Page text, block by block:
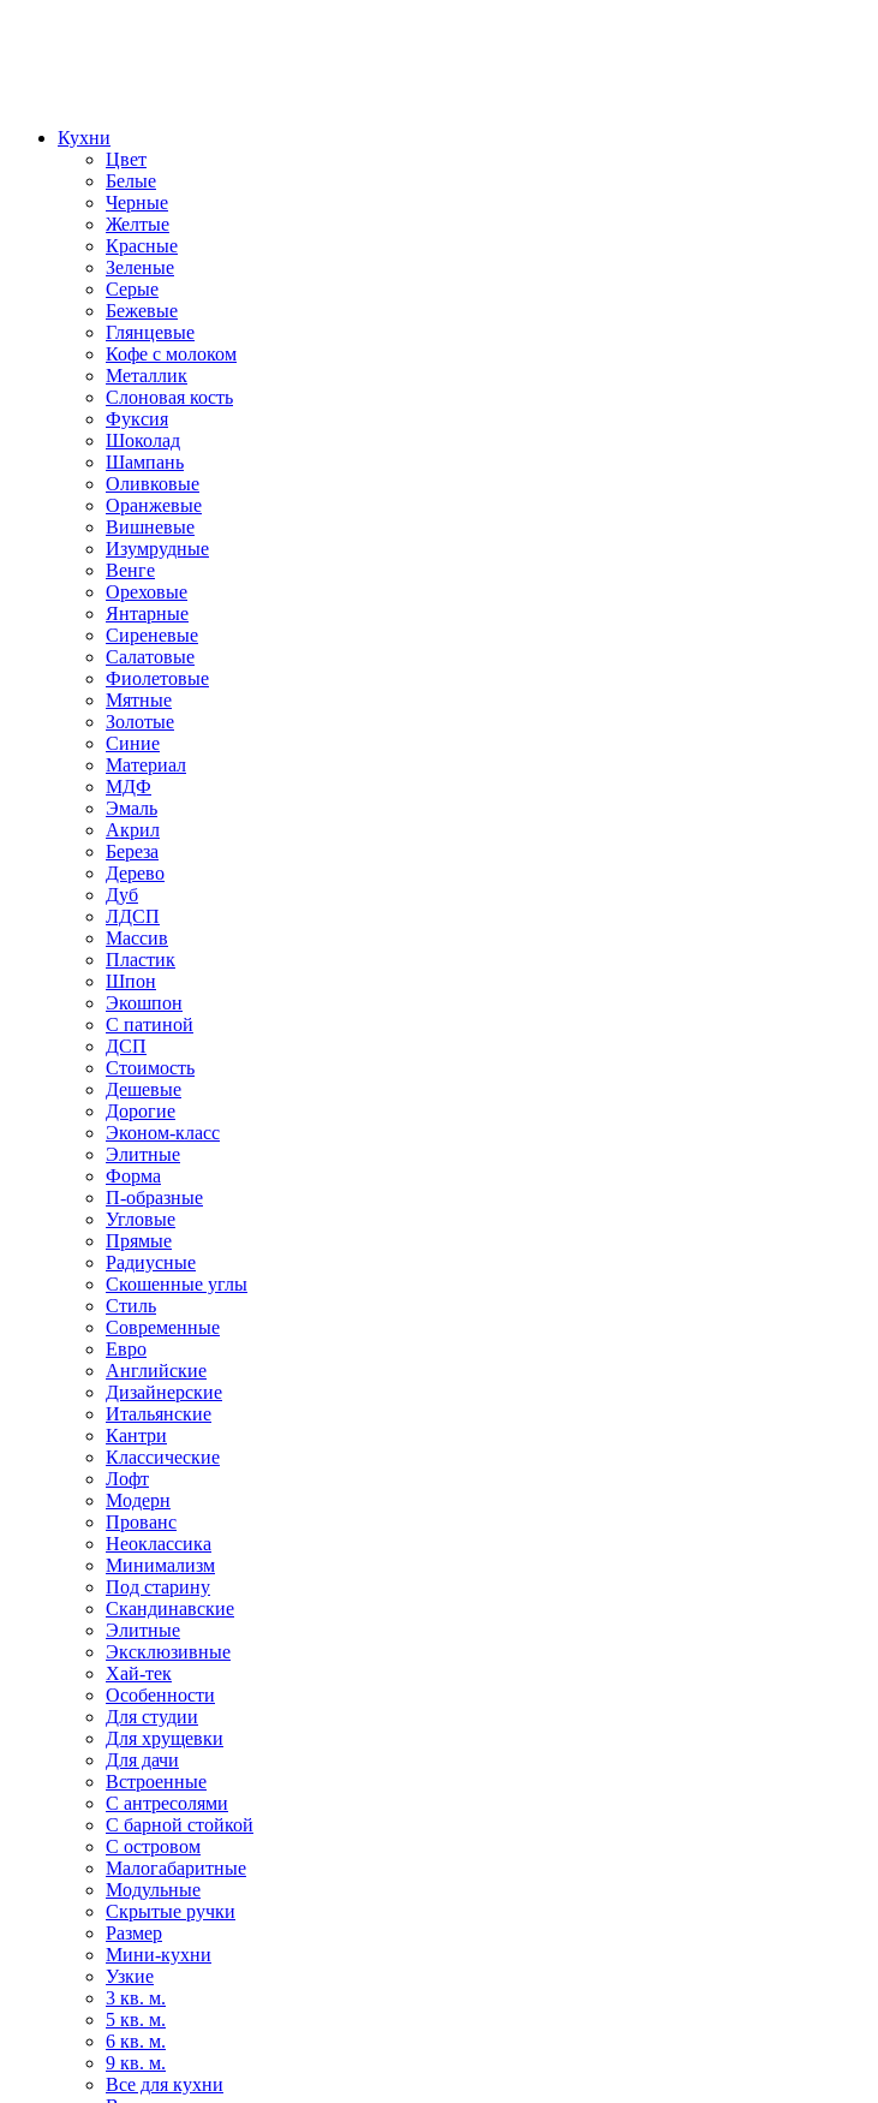
Кухни
Цвет
Белые
Черные
Желтые
Красные
Зеленые
Серые
Бежевые
Глянцевые
Кофе с молоком
Металлик
Слоновая кость
Фуксия
Шоколад
Шампань
Оливковые
Оранжевые
Вишневые
Изумрудные
Венге
Ореховые
Янтарные
Сиреневые
Салатовые
Фиолетовые
Мятные
Золотые
Синие
Материал
МДФ
Эмаль
Акрил
Береза
Дерево
Дуб
ЛДСП
Массив
Пластик
Шпон
Экошпон
С патиной
ДСП
Стоимость
Дешевые
Дорогие
Эконом-класс
Элитные
Форма
П-образные
Угловые
Прямые
Радиусные
Скошенные углы
Стиль
Современные
Евро
Английские
Дизайнерские
Итальянские
Кантри
Классические
Лофт
Модерн
Прованс
Неоклассика
Минимализм
Под старину
Скандинавские
Элитные
Эксклюзивные
Хай-тек
Особенности
Для студии
Для хрущевки
Для дачи
Встроенные
С антресолями
С барной стойкой
С островом
Малогабаритные
Модульные
Скрытые ручки
Размер
Мини-кухни
Узкие
3 кв. м.
5 кв. м.
6 кв. м.
9 кв. м.
Все для кухни